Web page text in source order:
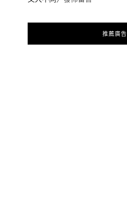
推薦廣告